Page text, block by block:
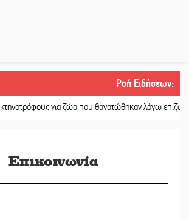
Ροή Ειδήσεων:
για ζώα που θανατώθηκαν λόγω επιζωοτιών
Επικοινωνία